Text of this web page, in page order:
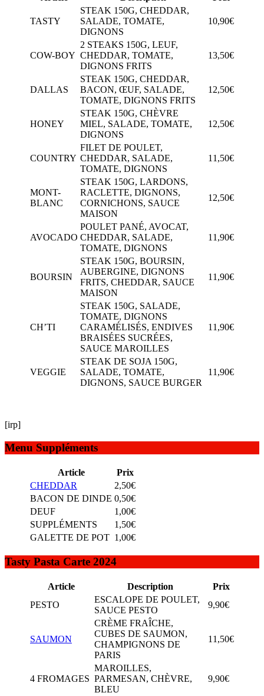
TASTY
STEAK 150G, CHEDDAR,
SALADE, TOMATE,
DIGNONS
10,90€
COW-BOY
2 STEAKS 150G, LEUF,
CHEDDAR, TOMATE,
DIGNONS FRITS
13,50€
DALLAS
STEAK 150G, CHEDDAR,
BACON, ŒUF, SALADE,
TOMATE, DIGNONS FRITS
12,50€
HONEY
STEAK 150G, CHÈVRE
MIEL, SALADE, TOMATE,
DIGNONS
12,50€
COUNTRY
FILET DE POULET,
CHEDDAR, SALADE,
TOMATE, DIGNONS
11,50€
MONT-
BLANC
STEAK 150G, LARDONS,
RACLETTE, DIGNONS,
CORNICHONS, SAUCE
MAISON
12,50€
AVOCADO
POULET PANÉ, AVOCAT,
CHEDDAR, SALADE,
TOMATE, DIGNONS
11,90€
BOURSIN
STEAK 150G, BOURSIN,
AUBERGINE, DIGNONS
FRITS, CHEDDAR, SAUCE
MAISON
11,90€
CH’TI
STEAK 150G, SALADE,
TOMATE, DIGNONS
CARAMÉLISÉS, ENDIVES
BRAISÉES SUCRÉES,
SAUCE MAROILLES
11,90€
VEGGIE
STEAK DE SOJA 150G,
SALADE, TOMATE,
DIGNONS, SAUCE BURGER
11,90€
[irp]
Menu Suppléments
Article
Prix
CHEDDAR
2,50€
BACON DE DINDE 0,50€
DEUF
1,00€
SUPPLÉMENTS
1,50€
GALETTE DE POT 1,00€
Tasty Pasta Carte 2024
Article Description
Prix
PESTO
ESCALOPE DE POULET,
SAUCE PESTO
9,90€
SAUMON
CRÈME FRAÎCHE,
CUBES DE SAUMON,
CHAMPIGNONS DE
PARIS
11,50€
4 FROMAGES
MAROILLES,
PARMESAN, CHÈVRE,
BLEU
9,90€